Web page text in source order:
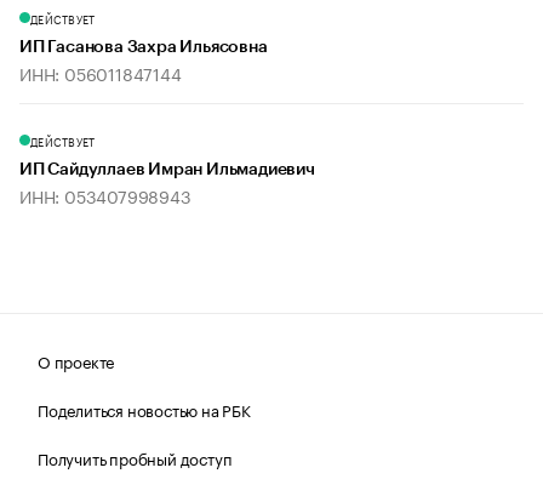
ДЕЙСТВУЕТ
ИП Гасанова Захра Ильясовна
ИНН: 056011847144
ДЕЙСТВУЕТ
ИП Сайдуллаев Имран Ильмадиевич
ИНН: 053407998943
О проекте
Поделиться новостью на РБК
Получить пробный доступ